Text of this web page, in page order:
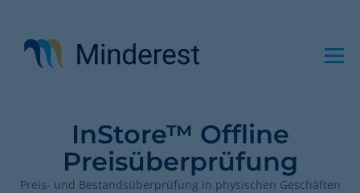
Inhalt
InStore™ Offline
Preisüberprüfung
Preis- und Bestandsüberprüfung in physischen Geschäften